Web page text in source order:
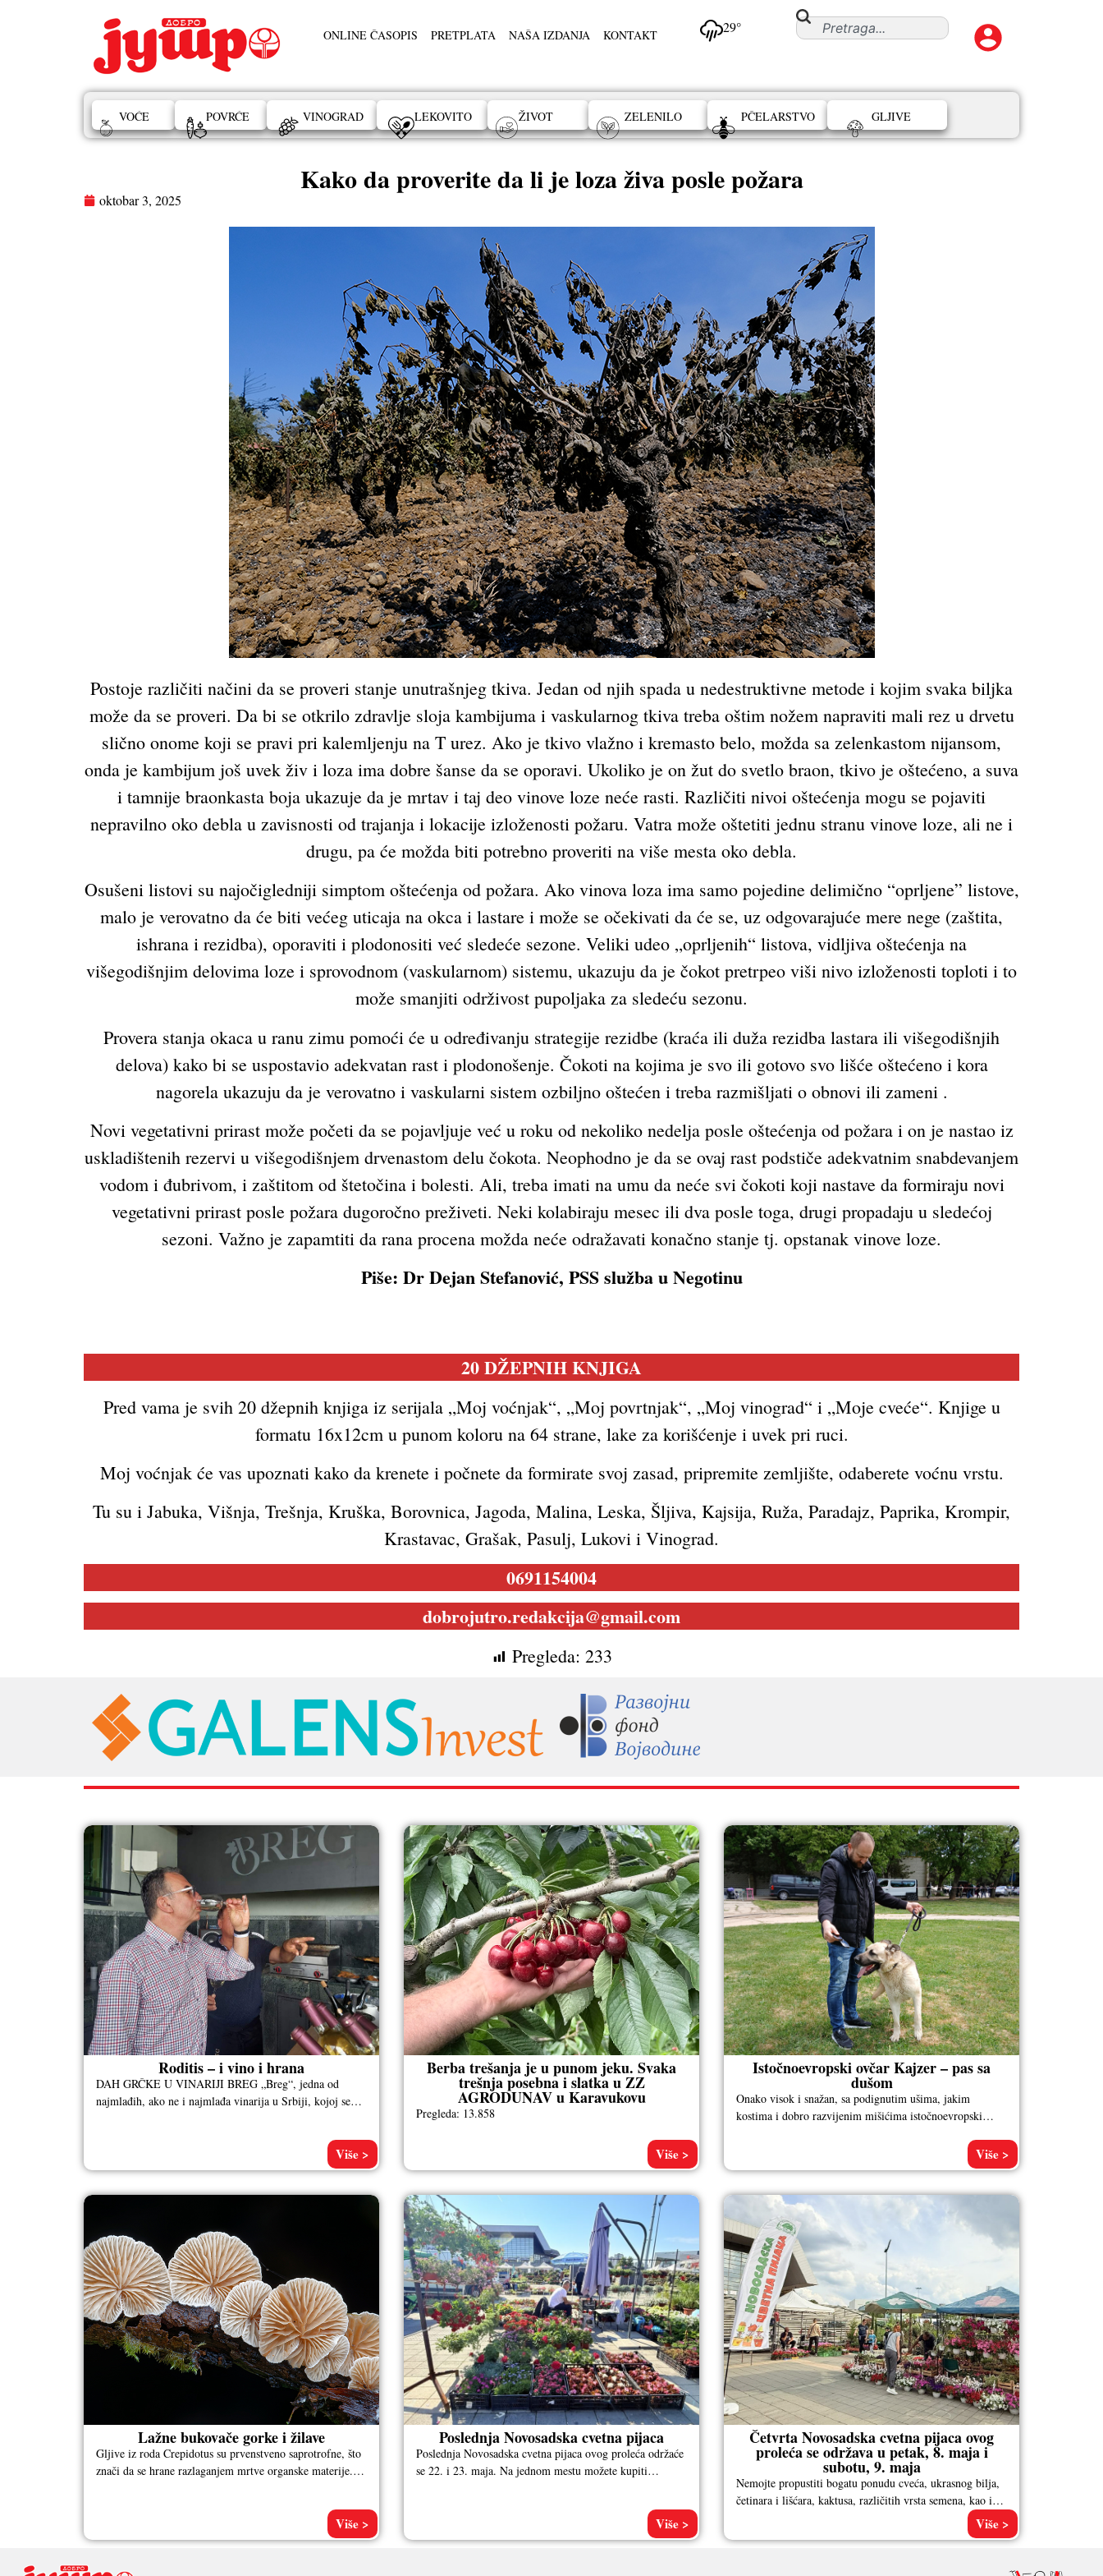
ONLINE ČASOPIS PRETPLATA NAŠA IZDANJA KONTAKT 29°
VOĆE POVRĆE VINOGRAD LEKOVITO ŽIVOT ZELENILO PČELARSTVO GLJIVE
Kako da proverite da li je loza živa posle požara
oktobar 3, 2025
Postoje različiti načini da se proveri stanje unutrašnjeg tkiva. Jedan od njih spada u nedestruktivne metode i kojim svaka biljka
može da se proveri. Da bi se otkrilo zdravlje sloja kambijuma i vaskularnog tkiva treba oštim nožem napraviti mali rez u drvetu
slično onome koji se pravi pri kalemljenju na T urez. Ako je tkivo vlažno i kremasto belo, možda sa zelenkastom nijansom,
onda je kambijum još uvek živ i loza ima dobre šanse da se oporavi. Ukoliko je on žut do svetlo braon, tkivo je oštećeno, a suva
i tamnije braonkasta boja ukazuje da je mrtav i taj deo vinove loze neće rasti. Različiti nivoi oštećenja mogu se pojaviti
nepravilno oko debla u zavisnosti od trajanja i lokacije izloženosti požaru. Vatra može oštetiti jednu stranu vinove loze, ali ne i
drugu, pa će možda biti potrebno proveriti na više mesta oko debla.
Osušeni listovi su najočigledniji simptom oštećenja od požara. Ako vinova loza ima samo pojedine delimično “oprljene” listove,
malo je verovatno da će biti većeg uticaja na okca i lastare i može se očekivati da će se, uz odgovarajuće mere nege (zaštita,
ishrana i rezidba), oporaviti i plodonositi već sledeće sezone. Veliki udeo „oprljenih“ listova, vidljiva oštećenja na
višegodišnjim delovima loze i sprovodnom (vaskularnom) sistemu, ukazuju da je čokot pretrpeo viši nivo izloženosti toploti i to
može smanjiti održivost pupoljaka za sledeću sezonu.
Provera stanja okaca u ranu zimu pomoći će u određivanju strategije rezidbe (kraća ili duža rezidba lastara ili višegodišnjih
delova) kako bi se uspostavio adekvatan rast i plodonošenje. Čokoti na kojima je svo ili gotovo svo lišće oštećeno i kora
nagorela ukazuju da je verovatno i vaskularni sistem ozbiljno oštećen i treba razmišljati o obnovi ili zameni .
Novi vegetativni prirast može početi da se pojavljuje već u roku od nekoliko nedelja posle oštećenja od požara i on je nastao iz
uskladištenih rezervi u višegodišnjem drvenastom delu čokota. Neophodno je da se ovaj rast podstiče adekvatnim snabdevanjem
vodom i đubrivom, i zaštitom od štetočina i bolesti. Ali, treba imati na umu da neće svi čokoti koji nastave da formiraju novi
vegetativni prirast posle požara dugoročno preživeti. Neki kolabiraju mesec ili dva posle toga, drugi propadaju u sledećoj
sezoni. Važno je zapamtiti da rana procena možda neće odražavati konačno stanje tj. opstanak vinove loze.
Piše: Dr Dejan Stefanović, PSS služba u Negotinu
20DŽEPNIH KNJIGA
Pred vama je svih 20 džepnih knjiga iz serijala „Moj voćnjak“, „Moj povrtnjak“, „Moj vinograd“ i „Moje cveće“. Knjige u
formatu 16x12cm u punom koloru na 64 strane, lake za korišćenje i uvek pri ruci.
Moj voćnjak će vas upoznati kako da krenete i počnete da formirate svoj zasad, pripremite zemljište, odaberete voćnu vrstu.
Tu su i Jabuka, Višnja, Trešnja, Kruška, Borovnica, Jagoda, Malina, Leska, Šljiva, Kajsija, Ruža, Paradajz, Paprika, Krompir,
Krastavac, Grašak, Pasulj, Lukovi i Vinograd.
0691154004
dobrojutro.redakcija@gmail.com
Pregleda: 233
RAZNO
Roditis – i vino i hrana
DAH GRČKE U VINARIJI BREG „Breg“, jedna od
najmlađih, ako ne i najmlađa vinarija u Srbiji, kojoj se
Više >
Berba trešanja je u punom jeku. Svaka
trešnja posebna i slatka u ZZ
AGRODUNAV u Karavukovu
Pregleda: 13.858
Više >
Istočnoevropski ovčar Kajzer – pas sa
dušom
Onako visok i snažan, sa podignutim ušima, jakim
kostima i dobro razvijenim mišićima istočnoevropski
Više >
Lažne bukovače gorke i žilave
Gljive iz roda Crepidotus su prvenstveno saprotrofne, što
znači da se hrane razlaganjem mrtve organske materije.
Više >
Poslednja Novosadska cvetna pijaca
Poslednja Novosadska cvetna pijaca ovog proleća održaće
se 22. i 23. maja. Na jednom mestu možete kupiti
Više >
Četvrta Novosadska cvetna pijaca ovog
proleća se održava u petak, 8. maja i
subotu, 9. maja
Nemojte propustiti bogatu ponudu cveća, ukrasnog bilja,
četinara i lišćara, kaktusa, različitih vrsta semena, kao i
Više >